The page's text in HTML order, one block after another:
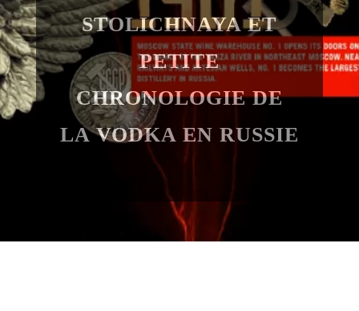
STOLICHNAYA ET
PETITE
CHRONOLOGIE DE
LA VODKA EN RUSSIE